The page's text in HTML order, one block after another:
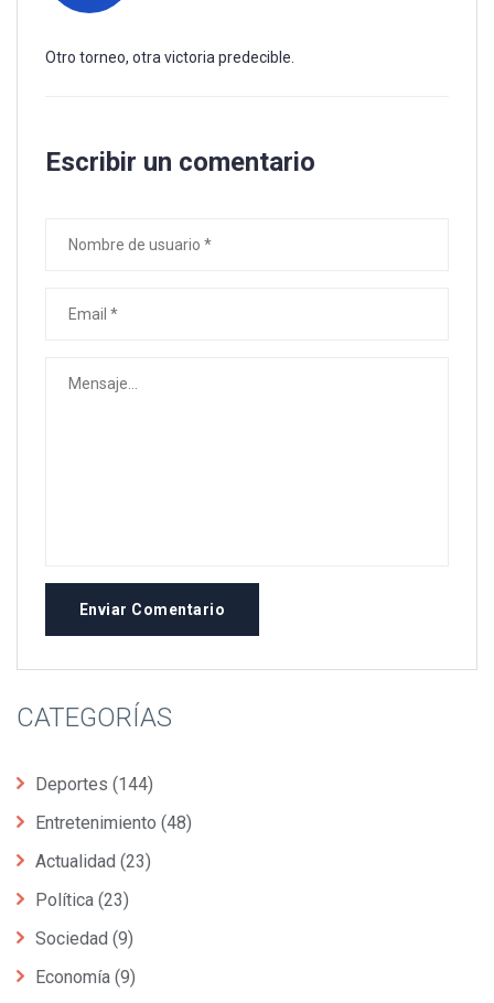
Otro torneo, otra victoria predecible.
Escribir un comentario
Enviar Comentario
CATEGORÍAS
Deportes (144)
Entretenimiento (48)
Actualidad (23)
Política (23)
Sociedad (9)
Economía (9)